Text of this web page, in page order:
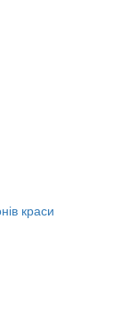
краси